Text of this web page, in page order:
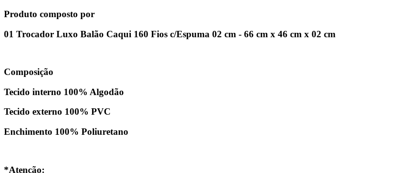
Produto composto por
01 Trocador Luxo Balão Caqui 160 Fios c/Espuma 02 cm - 66 cm x 46 cm x 02 cm
Composição
Tecido interno 100% Algodão
Tecido externo 100% PVC
Enchimento 100% Poliuretano
*Atenção: